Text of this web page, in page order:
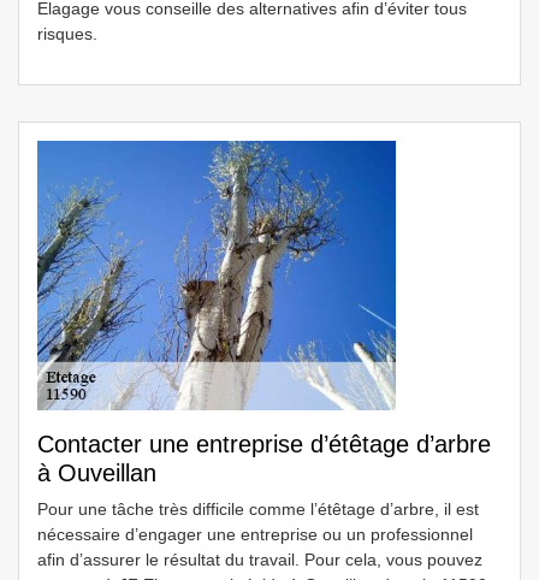
Elagage vous conseille des alternatives afin d’éviter tous
risques.
Contacter une entreprise d’étêtage d’arbre
à Ouveillan
Pour une tâche très difficile comme l’étêtage d’arbre, il est
nécessaire d’engager une entreprise ou un professionnel
afin d’assurer le résultat du travail. Pour cela, vous pouvez